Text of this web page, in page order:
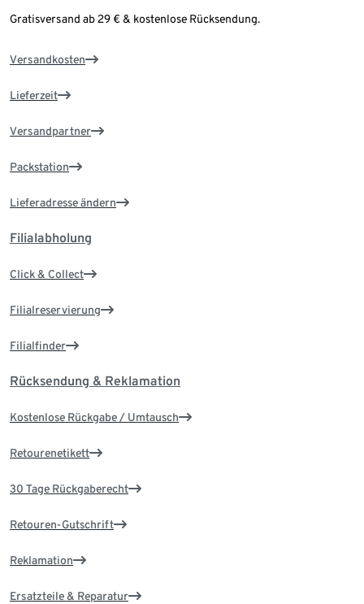
Gratisversand ab 29 € & kostenlose Rücksendung.
Versandkosten
Lieferzeit
Versandpartner
Packstation
Lieferadresse ändern
Filialabholung
Click & Collect
Filialreservierung
Filialfinder
Rücksendung & Reklamation
Kostenlose Rückgabe / Umtausch
Retourenetikett
30 Tage Rückgaberecht
Retouren-Gutschrift
Reklamation
Ersatzteile & Reparatur